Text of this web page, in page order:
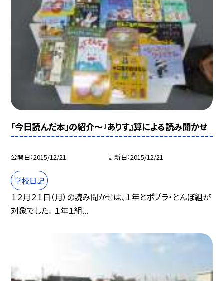
「今日読んだ本」の紹介〜『ありす』算による読み聞かせ
公開日 2015/12/21 更新日 2015/12/21
学校日記
１２月２１日（月）の読み聞かせは、１年とポプラ・とんぼ組が
対象でした。 １年１組...